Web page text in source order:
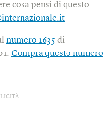
cosa pensi di questo
numero 1635 di
Compra questo numero